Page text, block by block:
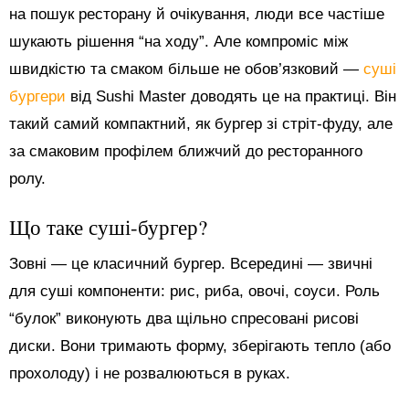
на пошук ресторану й очікування, люди все частіше
шукають рішення “на ходу”. Але компроміс між
швидкістю та смаком більше не обов’язковий — суші
бургери від Sushi Master доводять це на практиці. Він
такий самий компактний, як бургер зі стріт-фуду, але
за смаковим профілем ближчий до ресторанного
ролу.
Що таке суші-бургер?
Зовні — це класичний бургер. Всередині — звичні
для суші компоненти: рис, риба, овочі, соуси. Роль
“булок” виконують два щільно спресовані рисові
диски. Вони тримають форму, зберігають тепло (або
прохолоду) і не розвалюються в руках.